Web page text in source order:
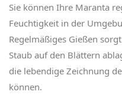
Sie können Ihre Maranta
Feuchtigkeit in der
Regelmäßiges Gießen
Staub auf den Blättern
die lebendige Zeichnung
können.